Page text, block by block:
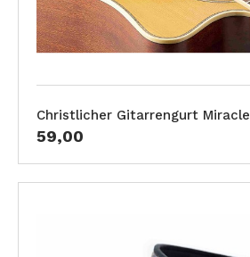
Christlicher Gitarrengurt Miracle
59,00